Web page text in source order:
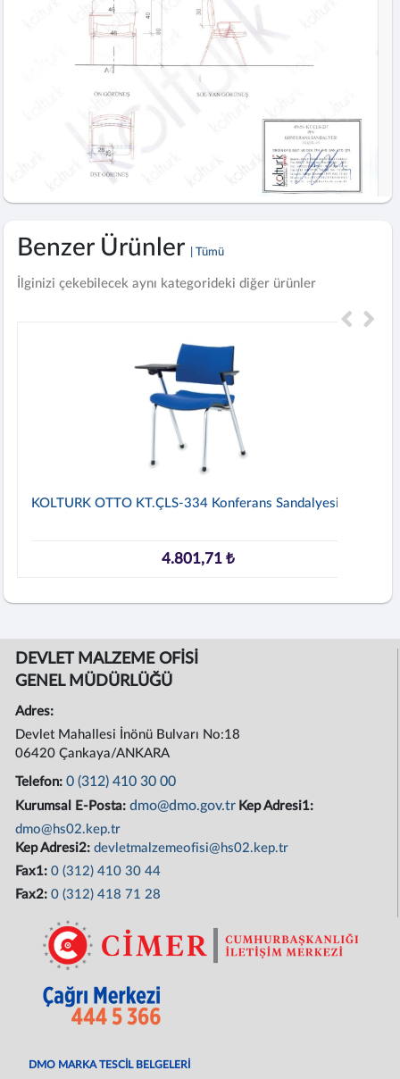
Benzer Ürünler | Tümü
İlginizi çekebilecek aynı kategorideki diğer ürünler
KOLTURK OTTO KT.ÇLS-334 Konferans Sandalyesi
4.801,71 ₺
DEVLET MALZEME OFİSİ
GENEL MÜDÜRLÜĞÜ
Adres:
Devlet Mahallesi İnönü Bulvarı No:18
06420 Çankaya/ANKARA
Telefon:0 (312) 410 30 00
Kurumsal E-Posta:dmo@dmo.gov.tr Kep Adresi1:
dmo@hs02.kep.tr
Kep Adresi2:devletmalzemeofisi@hs02.kep.tr
Fax1:0 (312) 410 30 44
Fax2:0 (312) 418 71 28
DMO MARKA TESCİL BELGELERİ